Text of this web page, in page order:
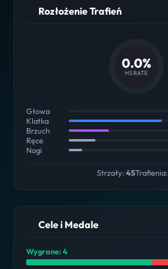
Rozłożenie Trafień
0.0%
HS RATE
Głowa
Klatka
Brzuch
Ręce
Nogi
Strzały:45Trafienia:
Cele i Medale
Wygrane: 4